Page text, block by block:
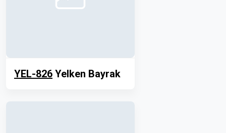
YEL-826 Yelken Bayrak